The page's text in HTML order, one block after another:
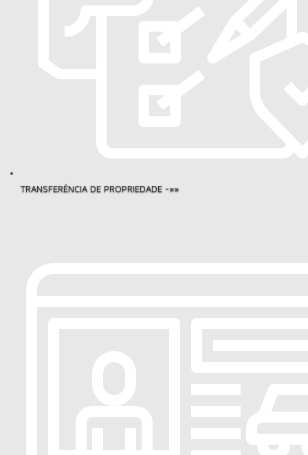
TRANSFERÊNCIA DE PROPRIEDADE -»»